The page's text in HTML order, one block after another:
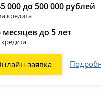
000 до 500 000 рублей
кредита
месяцев до 5 лет
заявка